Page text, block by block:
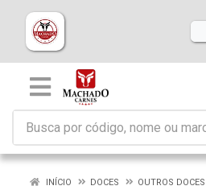
INÍCIO DOCES
OUTROS DOCES